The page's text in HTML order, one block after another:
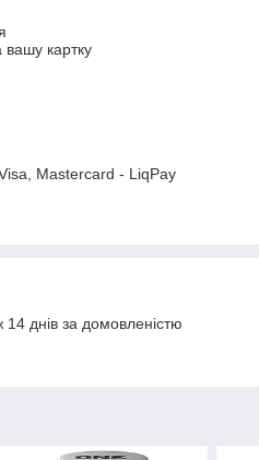
вашу картку
Mastercard - LiqPay
днів за домовленістю